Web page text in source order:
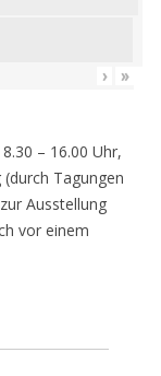
› »
– 16.00 Uhr,
(durch Tagungen
Ausstellung
vor einem